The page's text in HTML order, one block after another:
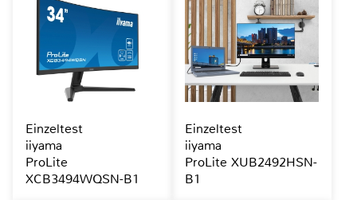
Einzeltest
iiyama
ProLite
XCB3494WQSN-B1
Einzeltest
iiyama
ProLite XUB2492HSN-
B1